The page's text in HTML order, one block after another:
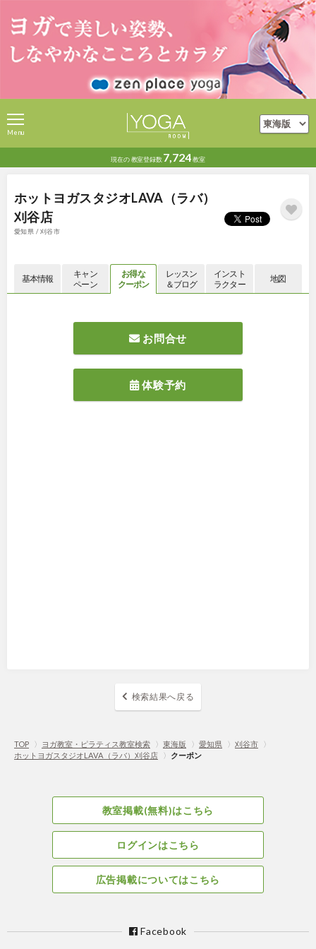
現在の教室登録数 7,724教室
Menu
ホットヨガスタジオLAVA（ラバ）
刈谷店
愛知県 / 刈谷市
基本情報
キャン
ペーン
お得な
クーポン
レッスン
＆ブログ
インスト
ラクター
地図
お問合せ
体験予約
検索結果へ戻る
TOP 〉 ヨガ教室・ピラティス教室検索 〉 東海版 〉 愛知県 〉 刈谷市
〉
ホットヨガスタジオLAVA（ラバ）刈谷店
〉 クーポン
教室掲載(無料)はこちら
ログインはこちら
広告掲載についてはこちら
Facebook